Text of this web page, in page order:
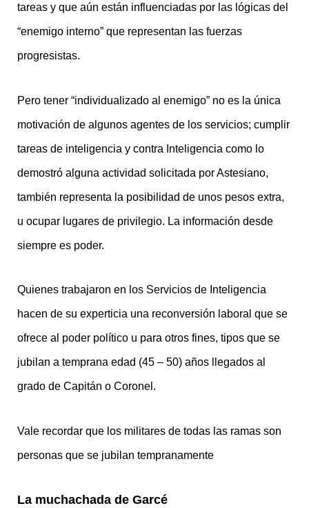
tareas y que aún están influenciadas por las lógicas del
“enemigo interno” que representan las fuerzas
progresistas.
Pero tener “individualizado al enemigo” no es la única
motivación de algunos agentes de los servicios; cumplir
tareas de inteligencia y contra Inteligencia como lo
demostró alguna actividad solicitada por Astesiano,
también representa la posibilidad de unos pesos extra,
u ocupar lugares de privilegio. La información desde
siempre es poder.
Quienes trabajaron en los Servicios de Inteligencia
hacen de su experticia una reconversión laboral que se
ofrece al poder político u para otros fines, tipos que se
jubilan a temprana edad (45 – 50) años llegados al
grado de Capitán o Coronel.
Vale recordar que los militares de todas las ramas son
personas que se jubilan tempranamente
La muchachada de Garcé